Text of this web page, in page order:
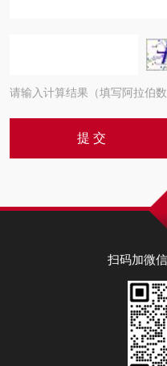
请输入计算结果（填写阿拉伯
扫码加微